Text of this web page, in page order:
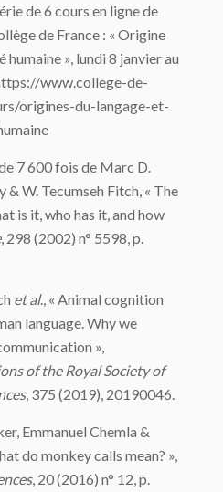
de 6 cours en ligne de
de France : « Origine
», lundi 8 janvier au
www.college-de-
origines-du-langage-et-
7 600 fois de Marc D.
& W. Tecumseh Fitch, « The
is it, who has it, and how
, 298 (2002) n° 5598, p.
et al., « Animal cognition
language. Why we
»,
of the Royal Society of
, 375 (2019), 20190046.
Emmanuel Chemla &
do monkey calls mean? »,
, 20 (2016) n° 12, p.